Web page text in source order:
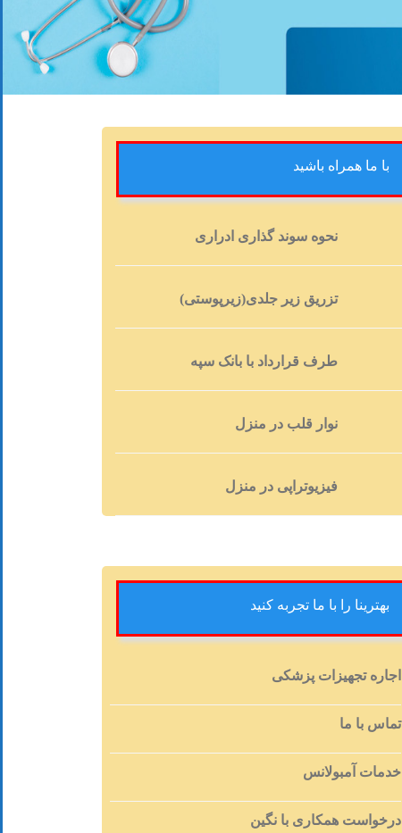
با ما همراه باشید
نحوه سوند گذاری ادراری
تزریق زیر جلدی(زیرپوستی)
طرف قرارداد با بانک سپه
نوار قلب در منزل
فیزیوتراپی در منزل
بهترینا را با ما تجربه کنید
اجاره تجهیزات پزشکی
تماس با ما
خدمات آمبولانس
درخواست همکاری با نگین